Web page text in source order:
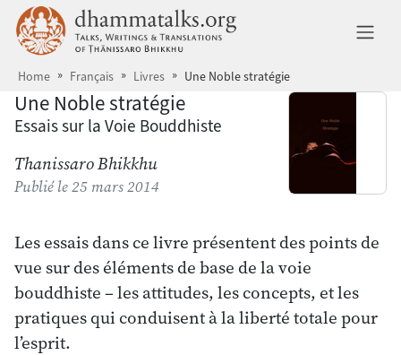
Aller au contenu principal dhammatalks.org
Home Français Livres Une Noble stratégie
Une Noble stratégie
Essais sur la Voie Bouddhiste
Thanissaro Bhikkhu
Publiéle 25 mars 2014
Les essais dans ce livre présentent des points de
vue sur des éléments de base de la voie
bouddhiste – les attitudes, les concepts, et les
pratiques qui conduisent à la liberté totale pour
l’esprit.